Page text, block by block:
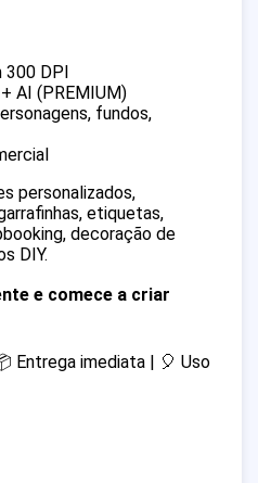
300 DPI
AI (PREMIUM)
fundos,
personalizados,
etiquetas,
decoração de
DIY.
e comece a criar
Entrega imediata | 🎈 Uso